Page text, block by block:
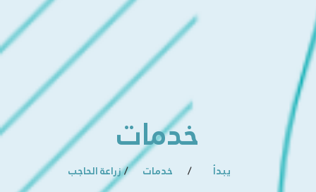
خدمات
يبدأ / خدمات /زراعة الحاجب